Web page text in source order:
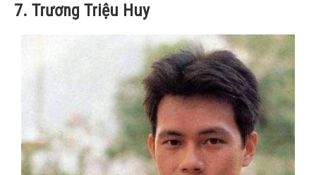
7. Trương Triệu Huy